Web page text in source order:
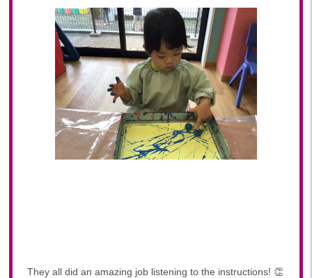
They all did an amazing job listening to the instructions! 👏